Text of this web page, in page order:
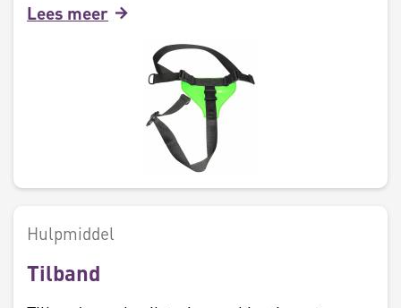
Lees meer
Hulpmiddel
Tilband